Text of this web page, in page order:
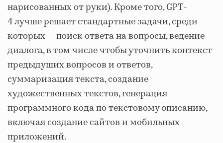
нарисованных от руки). Кроме того, GPT-
4 лучше решает стандартные задачи, среди
которых — поиск ответа на вопросы, ведение
диалога, в том числе чтобы уточнить контекст
предыдущих вопросов и ответов,
суммаризация текста, создание
художественных текстов, генерация
программного кода по текстовому описанию,
включая создание сайтов и мобильных
приложений.